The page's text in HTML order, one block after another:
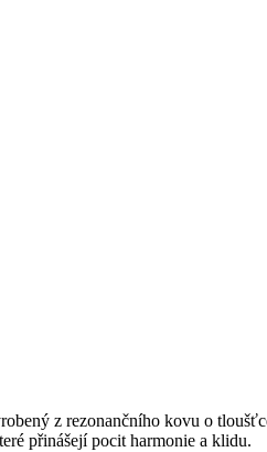
z rezonančního kovu o
přinášejí pocit harmonie a klidu.